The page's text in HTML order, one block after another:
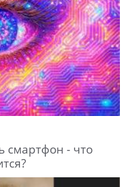
смартфон - что